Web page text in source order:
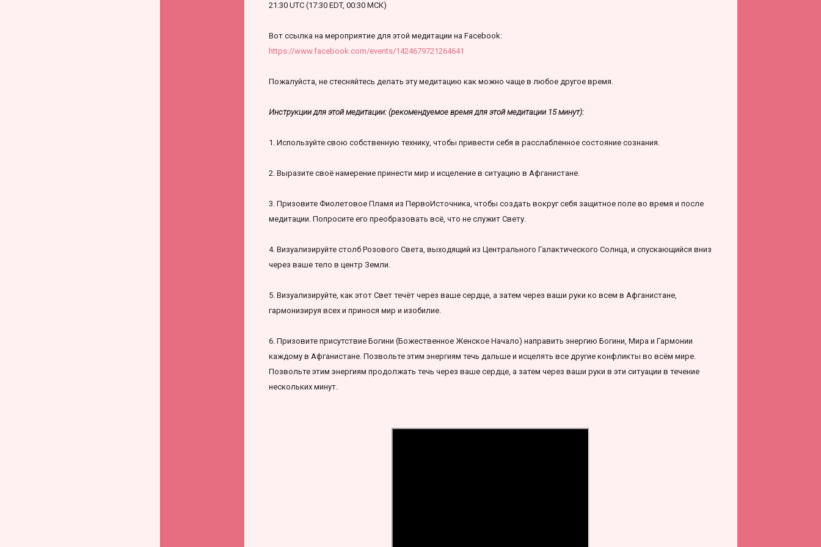
21:30 UTC (17:30 EDT, 00:30 МСК)
Вот ссылка на мероприятие для этой медитации на Facebook:
https://www.facebook.com/events/1424679721264641
Пожалуйста, не стесняйтесь делать эту медитацию как можно чаще в любое другое время.
Инструкции для этой медитации: (рекомендуемое время для этой медитации 15 минут):
1. Используйте свою собственную технику, чтобы привести себя в расслабленное состояние сознания.
2. Выразите своё намерение принести мир и исцеление в ситуацию в Афганистане.
3. Призовите Фиолетовое Пламя из ПервоИсточника, чтобы создать вокруг себя защитное поле во время и после
медитации. Попросите его преобразовать всё, что не служит Свету.
4. Визуализируйте столб Розового Света, выходящий из Центрального Галактического Солнца, и спускающийся вниз
через ваше тело в центр Земли.
5. Визуализируйте, как этот Свет течёт через ваше сердце, а затем через ваши руки ко всем в Афганистане,
гармонизируя всех и принося мир и изобилие.
6. Призовите присутствие Богини (Божественное Женское Начало) направить энергию Богини, Мира и Гармонии
каждому в Афганистане. Позвольте этим энергиям течь дальше и исцелять все другие конфликты во всём мире.
Позвольте этим энергиям продолжать течь через ваше сердце, а затем через ваши руки в эти ситуации в течение
нескольких минут.